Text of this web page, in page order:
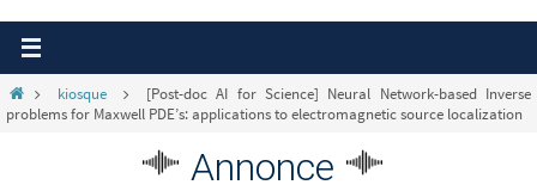
Homekiosque
[Post-doc AI for Science] Neural Network-based Inverse
problems for Maxwell PDE’s: applications to electromagnetic source localization
Annonce